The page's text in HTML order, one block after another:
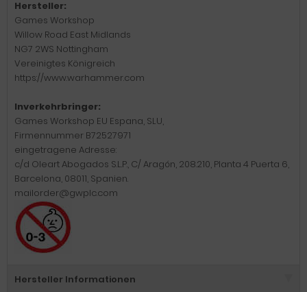
Hersteller:
Games Workshop
Willow Road East Midlands
NG7 2WS Nottingham
Vereinigtes Königreich
https://www.warhammer.com
Inverkehrbringer:
Games Workshop EU Espana, SLU,
Firmennummer B72527971
eingetragene Adresse:
c/d Oleart Abogados S.L.P., C/ Aragón, 208.210, Planta 4 Puerta 6,
Barcelona, 08011, Spanien.
mailorder@gwplc.com
Hersteller Informationen